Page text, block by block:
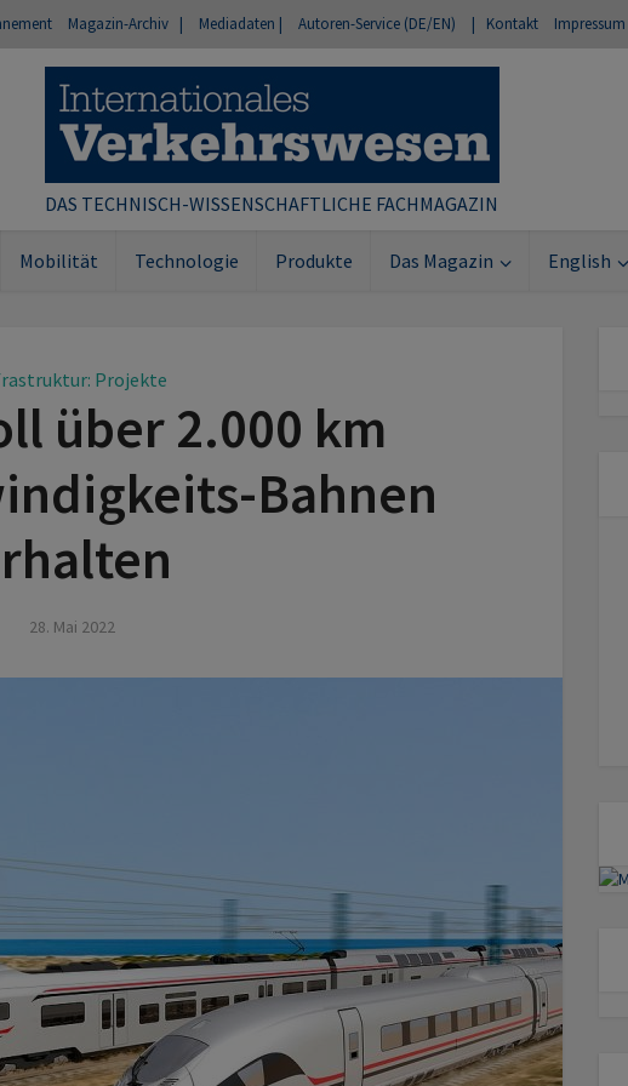
Magazin-Archiv | Mediadaten | Autoren-Service (DE/EN) | Kontakt Impressum
DAS TECHNISCH-WISSENSCHAFTLICHE FACHMAGAZIN
Mobilität Technologie Produkte Das Magazin English
Projekte
über 2.000 km
Bahnen
28. Mai 2022